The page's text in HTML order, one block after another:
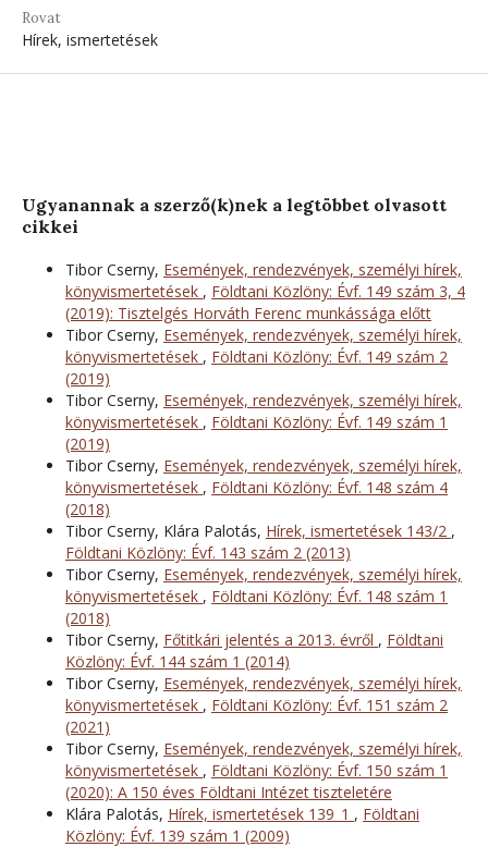
Rovat
Hírek, ismertetések
Ugyanannak a szerző(k)nek a legtöbbet olvasott
cikkei
Tibor Cserny, Események, rendezvények, személyi hírek,
könyvismertetések , Földtani Közlöny: Évf. 149 szám 3, 4
(2019): Tisztelgés Horváth Ferenc munkássága előtt
Tibor Cserny, Események, rendezvények, személyi hírek,
könyvismertetések , Földtani Közlöny: Évf. 149 szám 2
(2019)
Tibor Cserny, Események, rendezvények, személyi hírek,
könyvismertetések , Földtani Közlöny: Évf. 149 szám 1
(2019)
Tibor Cserny, Események, rendezvények, személyi hírek,
könyvismertetések , Földtani Közlöny: Évf. 148 szám 4
(2018)
Tibor Cserny, Klára Palotás, Hírek, ismertetések 143/2 ,
Földtani Közlöny: Évf. 143 szám 2 (2013)
Tibor Cserny, Események, rendezvények, személyi hírek,
könyvismertetések , Földtani Közlöny: Évf. 148 szám 1
(2018)
Tibor Cserny, Főtitkári jelentés a 2013. évről , Földtani
Közlöny: Évf. 144 szám 1 (2014)
Tibor Cserny, Események, rendezvények, személyi hírek,
könyvismertetések , Földtani Közlöny: Évf. 151 szám 2
(2021)
Tibor Cserny, Események, rendezvények, személyi hírek,
könyvismertetések , Földtani Közlöny: Évf. 150 szám 1
(2020): A 150 éves Földtani Intézet tiszteletére
Klára Palotás, Hírek, ismertetések 139_1 , Földtani
Közlöny: Évf. 139 szám 1 (2009)